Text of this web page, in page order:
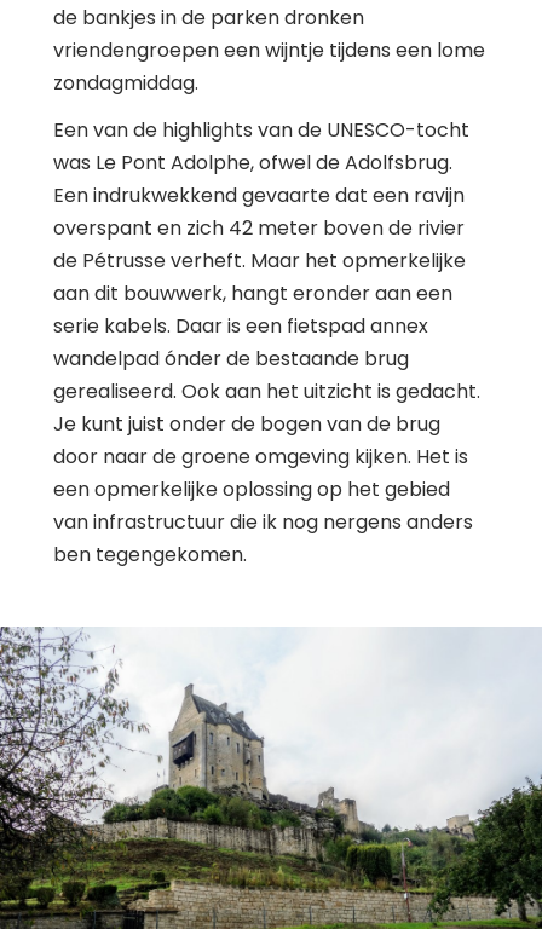
de bankjes in de parken dronken
vriendengroepen een wijntje tijdens een lome
zondagmiddag.
Een van de highlights van de UNESCO-tocht
was Le Pont Adolphe, ofwel de Adolfsbrug.
Een indrukwekkend gevaarte dat een ravijn
overspant en zich 42 meter boven de rivier
de Pétrusse verheft. Maar het opmerkelijke
aan dit bouwwerk, hangt eronder aan een
serie kabels. Daar is een fietspad annex
wandelpad ónder de bestaande brug
gerealiseerd. Ook aan het uitzicht is gedacht.
Je kunt juist onder de bogen van de brug
door naar de groene omgeving kijken. Het is
een opmerkelijke oplossing op het gebied
van infrastructuur die ik nog nergens anders
ben tegengekomen.